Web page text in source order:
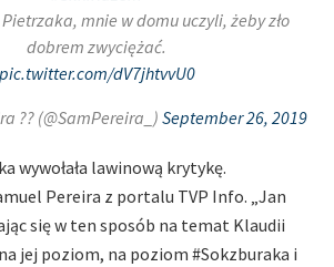
mnie w domu uczyli, żeby zło
dobrem zwyciężać.
pic.twitter.com/dV7jhtvvU0
?? (@SamPereira_) September 26, 2019
wywołała lawinową krytykę.
Pereira z portalu TVP Info. „Jan
się w ten sposób na temat Klaudii
jej poziom, na poziom #Sokzburaka i